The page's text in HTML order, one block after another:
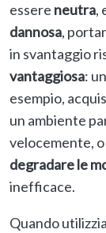
essere neutra,
dannosa,
in svantaggio
vantaggiosa:
esempio,
un ambiente
velocemente,
degradare le
inefficace.
Quando